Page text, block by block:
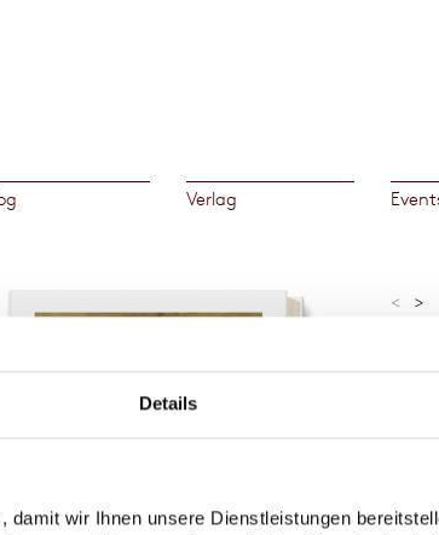
Details
damit wir Ihnen unsere Dienstleistungen
Verlag
< >
»Die